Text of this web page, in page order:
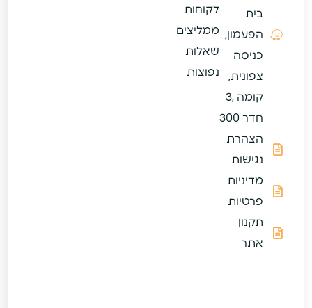
בית
הפעמון,
כניסה
צפונית,
קומה ,3
חדר 300
הצהרת
נגישות
מדיניות
פרטיות
תקנון
אתר
לקוחות
ממליצים
שאלות
נפוצות